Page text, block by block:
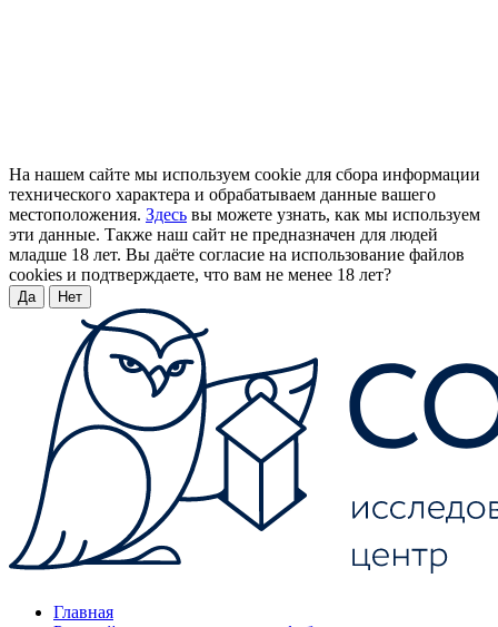
На нашем сайте мы используем cookie для сбора информации
технического характера и обрабатываем данные вашего
местоположения. Здесь вы можете узнать, как мы используем
эти данные. Также наш сайт не предназначен для людей
младше 18 лет. Вы даёте согласие на использование файлов
cookies и подтверждаете, что вам не менее 18 лет?
Да Нет
Главная